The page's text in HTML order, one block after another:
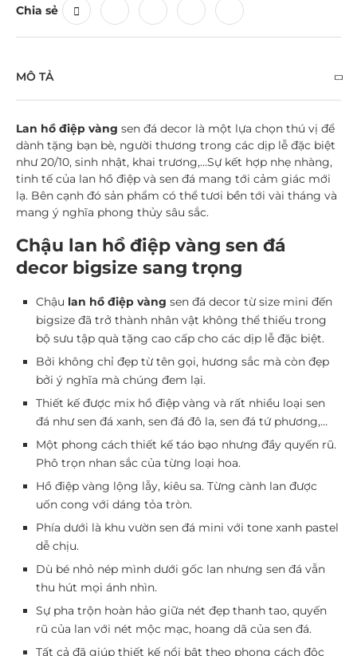
Chia sẻ
MÔ TẢ
Lan hồ điệp vàng sen đá decor là một lựa chọn thú vị để
dành tặng bạn bè, người thương trong các dịp lễ đặc biệt
như 20/10, sinh nhật, khai trương,…Sự kết hợp nhẹ nhàng,
tinh tế của lan hồ điệp và sen đá mang tới cảm giác mới
lạ. Bên cạnh đó sản phẩm có thể tươi bền tới vài tháng và
mang ý nghĩa phong thủy sâu sắc.
Chậu lan hồ điệp vàng sen đá
decor bigsize sang trọng
Chậu lan hồ điệp vàng sen đá decor từ size mini đến
bigsize đã trở thành nhân vật không thể thiếu trong
bộ sưu tập quà tặng cao cấp cho các dịp lễ đặc biệt.
Bởi không chỉ đẹp từ tên gọi, hương sắc mà còn đẹp
bởi ý nghĩa mà chúng đem lại.
Thiết kế được mix hồ điệp vàng và rất nhiều loại sen
đá như sen đá xanh, sen đá đô la, sen đá tứ phương,…
Một phong cách thiết kế táo bạo nhưng đầy quyến rũ.
Phô trọn nhan sắc của từng loại hoa.
Hồ điệp vàng lộng lẫy, kiêu sa. Từng cành lan được
uốn cong với dáng tỏa tròn.
Phía dưới là khu vườn sen đá mini với tone xanh pastel
dễ chịu.
Dù bé nhỏ nép mình dưới gốc lan nhưng sen đá vẫn
thu hút mọi ánh nhìn.
Sự pha trộn hoàn hảo giữa nét đẹp thanh tao, quyến
rũ của lan với nét mộc mạc, hoang dã của sen đá.
Tất cả đã giúp thiết kế nổi bật theo phong cách độc